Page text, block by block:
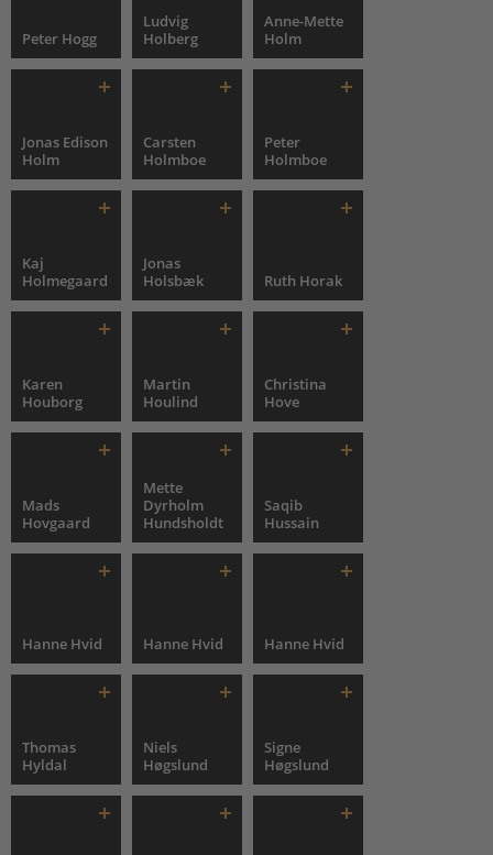
Peter Hogg
Ludvig
Holberg
Anne-Mette
Holm
Jonas Edison
Holm
Carsten
Holmboe
Peter
Holmboe
Kaj
Holmegaard
Jonas
Holsbæk
Ruth Horak
Karen
Houborg
Martin
Houlind
Christina
Hove
Mads
Hovgaard
Mette
Dyrholm
Hundsholdt
Saqib
Hussain
Hanne Hvid Hanne Hvid Hanne Hvid
Thomas
Hyldal
Niels
Høgslund
Signe
Høgslund